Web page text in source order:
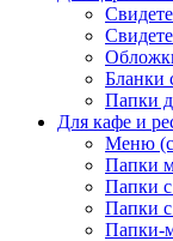
Бланки
Папки
Для кафе и
Меню (с
Папки
Папки
Папки
Папки-